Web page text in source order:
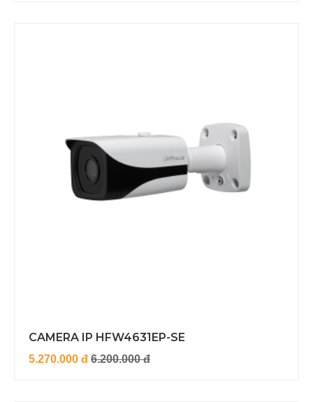
CAMERA IP HFW4631EP-SE
5.270.000 đ 6.200.000 đ